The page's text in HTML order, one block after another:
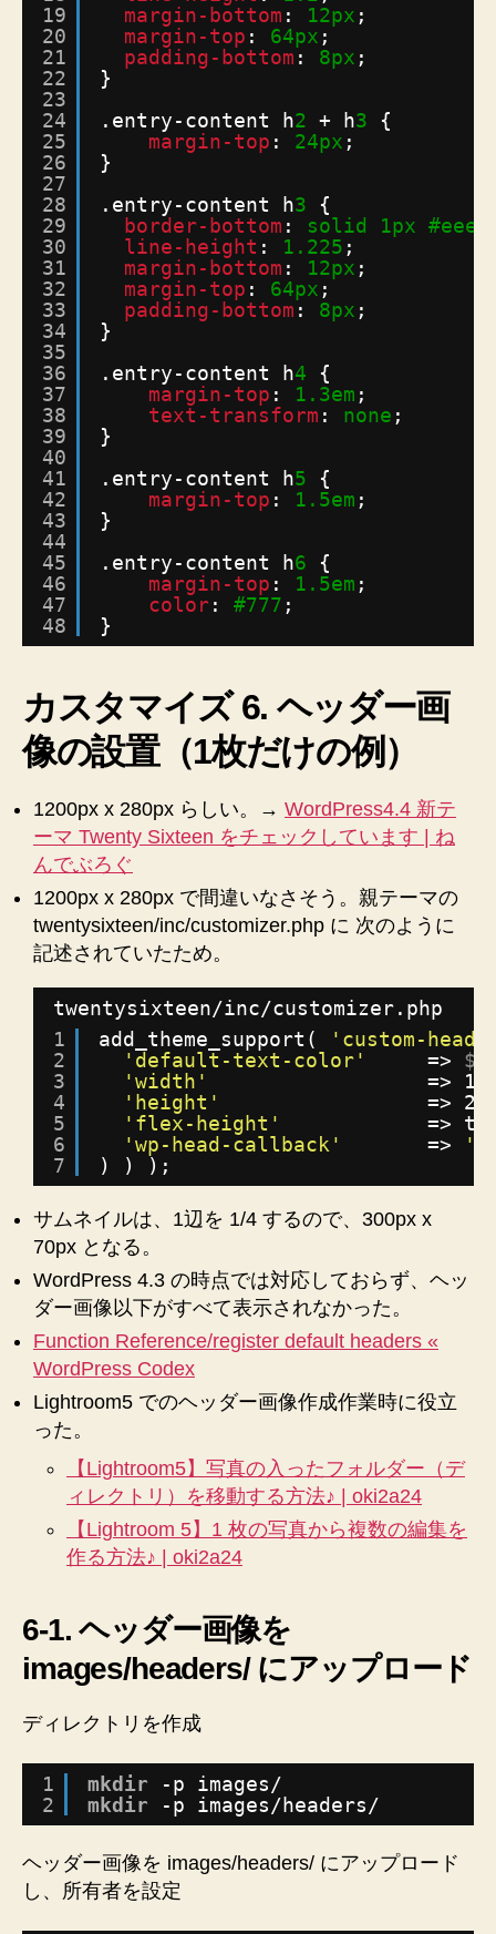
19
20
21
22
23
24
25
26
27
28
29
30
31
32
33
34
35
36
37
38
39
40
41
42
43
44
45
46
47
48
margin-bottom : 12px ;
margin-top : 64px ;
padding-bottom : 8px ;
}
.entry-content h2 + h3
{
margin-top : 24px ;
}
.entry-content h3
{
border-bottom : solid 1px #eee
line-height : 1.225 ;
margin-bottom : 12px ;
margin-top : 64px ;
padding-bottom : 8px ;
}
.entry-content h4
{
margin-top : 1.3em ;
text-transform : none ;
}
.entry-content h5
{
margin-top : 1.5em ;
}
.entry-content h6
{
margin-top : 1.5em ;
color: #777 ;
}
カスタマイズ 6. ヘッダー画
像の設置（1枚だけの例）
1200px x 280px らしい。→ WordPress4.4 新テ
ーマ Twenty Sixteen をチェックしています | ね
んでぶろぐ
1200px x 280px で間違いなさそう。親テーマの
twentysixteen/inc/customizer.php に 次のように
記述されていたため。
twentysixteen/inc/customizer.php
1
2
3
4
5
6
7
add_theme_support(
'custom-
'default-text-color'
=>
'width'
=>
'height'
=>
'flex-height'
=>
'wp-head-callback'
=>
) ) );
サムネイルは、1辺を 1/4 するので、300px x
70px となる。
WordPress 4.3 の時点では対応しておらず、ヘッ
ダー画像以下がすべて表示されなかった。
Function Reference/register default headers «
WordPress Codex
Lightroom5 でのヘッダー画像作成作業時に役立
った。
【Lightroom5】写真の入ったフォルダー（デ
ィレクトリ）を移動する方法♪ | oki2a24
【Lightroom 5】1 枚の写真から複数の編集を
作る方法♪ | oki2a24
6-1. ヘッダー画像を
images/headers/ にアップロード
ディレクトリを作成
1
2
mkdir
-p images/
mkdir
-p images/headers/
ヘッダー画像を images/headers/ にアップロード
し、所有者を設定